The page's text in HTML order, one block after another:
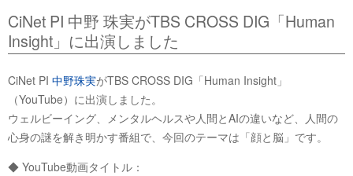
CiNet PI 中野 珠実がTBS CROSS DIG「Human
Insight」に出演しました
CiNet PI 中野珠実がTBS CROSS DIG「Human Insight」
（YouTube）に出演しました。
ウェルビーイング、メンタルヘルスや人間とAIの違いなど、人間の
心身の謎を解き明かす番組で、今回のテーマは「顔と脳」です。
◆ YouTube動画タイトル：